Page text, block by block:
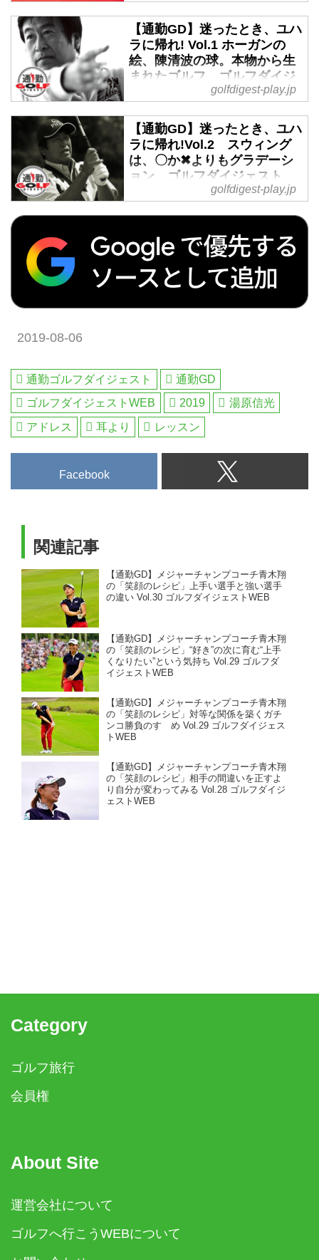
が作るゴルフダイジェストの総合
サイト「ゴルフへ行こうWEB by
ゴルフダイジェスト」
ゴルフダイジェスト
B・デシャンボーやJ・フューリッ
クなどが採用し、いま注目されて
いるアームロック式パター。中弱
の長さのパターを左腕の内側にあ
ることで、右手に余計な動きをさ
せることなくストロークできる。
だが、まだ一般に市販されている
モデルは皆無。ならば作りましょ
う! ということで三角ソールでタ
発。プロも認めるクオリティは、
Gポケットで販売開始しました。
【通勤GD】迷ったとき、ユハ
ラに帰れ! Vol.1 ホーガンの
絵、陳清波の球。本物から生
まれたゴルフ ゴルフダイジ
ェストWEB - ゴルフへ行こう
世には様々なレッスンや教えがあ
ふれている。だが、それ故にゴル
ファーは迷い、壁にぶつかる。そ
んなとき、拠り所となるのは基
本。誰もが認める美しいスウィン
湯原信光。半生を振り返りながら
語るゴルフの基本。今週の通勤
GDは「迷ったとき、ユハラに帰
【通勤GD】
に、月曜日から金曜日（土曜日）
までの夕方に配信する上達企画。
帰りの電車内で、も...
golfdigest-play.jp
【通勤GD】迷ったとき、ユハ
ラに帰れ!Vol.2 スウィング
は、〇か✖よりもグラデーシ
ョン ゴルフダイジェスト
WEB - ゴルフへ行こうWEB
ベン・ホーガンのスウィングに憧
れたと少年時代の湯原信光。体が
大きくなりだした中学時代、ホー
かかった。そして高校時代、不世
ったいどんなものだったのか。今
週の通勤GDは「迷ったとき、ユ
ハラに帰れ」の第2回です。
【通勤GD】
スト”の略。世のサラリーマンゴ
ルファーをシングルに導くため
に、月曜日から金曜日（土曜
golfdigest-play.jp
2019-08-06
通勤ゴルフダイジェスト
通勤GD
ゴルフダイジェストWEB
2019
湯原信光
アドレス
耳より レッスン
Facebook
関連記事
【通勤GD】メジャーチャンプコーチ青木翔
の「笑顔のレシピ」上手い選手と強い選手
の違い Vol.30 ゴルフダイジェストWEB
【通勤GD】メジャーチャンプコーチ青木翔
の「笑顔のレシピ」“好き”の次に育む“上手
くなりたい”という気持ち Vol.29 ゴルフダ
イジェストWEB
【通勤GD】メジャーチャンプコーチ青木翔
の「笑顔のレシピ」対等な関係を築くガチ
ンコ勝負のすゝめ Vol.29 ゴルフダイジェス
トWEB
【通勤GD】メジャーチャンプコーチ青木翔
の「笑顔のレシピ」相手の間違いを正すよ
り自分が変わってみる Vol.28 ゴルフダイジ
ェストWEB
Category
ゴルフ旅行
会員権
About Site
運営会社について
ゴルフへ行こうWEBについて